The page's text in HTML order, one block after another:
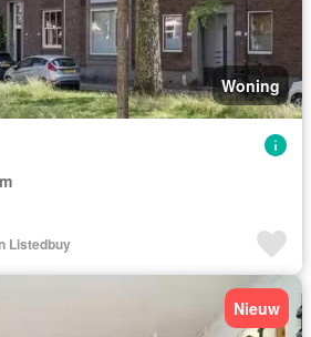
Woning
Listedbuy
Nieuw